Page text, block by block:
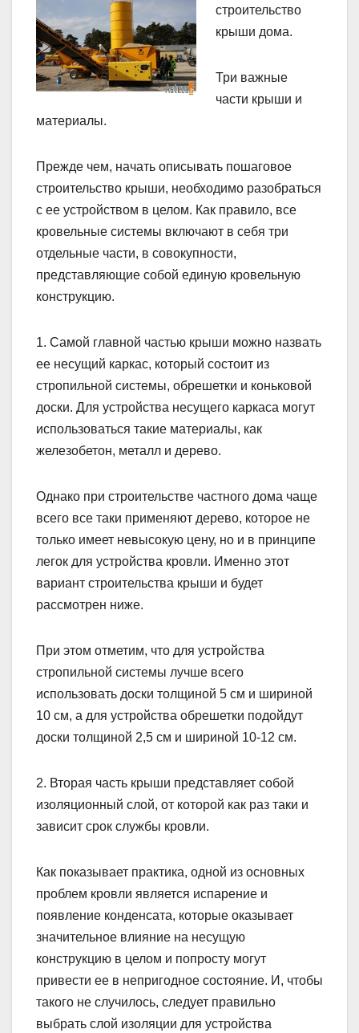
строительство
крыши дома.
Три важные
части крыши и
материалы.
Прежде чем, начать описывать пошаговое
строительство крыши, необходимо разобраться
с ее устройством в целом. Как правило, все
кровельные системы включают в себя три
отдельные части, в совокупности,
представляющие собой единую кровельную
конструкцию.
1. Самой главной частью крыши можно назвать
ее несущий каркас, который состоит из
стропильной системы, обрешетки и коньковой
доски. Для устройства несущего каркаса могут
использоваться такие материалы, как
железобетон, металл и дерево.
Однако при строительстве частного дома чаще
всего все таки применяют дерево, которое не
только имеет невысокую цену, но и в принципе
легок для устройства кровли. Именно этот
вариант строительства крыши и будет
рассмотрен ниже.
При этом отметим, что для устройства
стропильной системы лучше всего
использовать доски толщиной 5 см и шириной
10 см, а для устройства обрешетки подойдут
доски толщиной 2,5 см и шириной 10-12 см.
2. Вторая часть крыши представляет собой
изоляционный слой, от которой как раз таки и
зависит срок службы кровли.
Как показывает практика, одной из основных
проблем кровли является испарение и
появление конденсата, которые оказывает
значительное влияние на несущую
конструкцию в целом и попросту могут
привести ее в непригодное состояние. И, чтобы
такого не случилось, следует правильно
выбрать слой изоляции для устройства